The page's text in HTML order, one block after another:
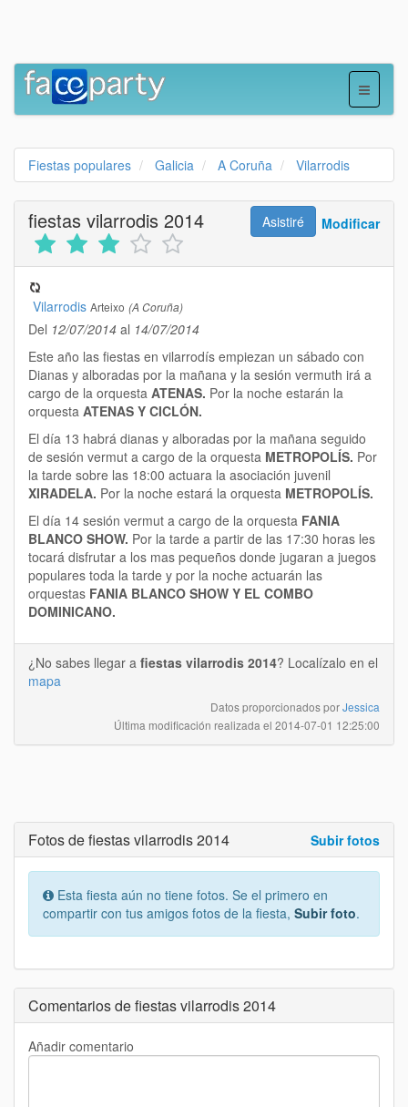
Fiestas populares Galicia A Coruña Vilarrodis
Asistiré Modificar
fiestas vilarrodis 2014
Vilarrodis Arteixo (A Coruña)
Del 12/07/2014 al 14/07/2014
Este año las fiestas en vilarrodís empiezan un sábado con
Dianas y alboradas por la mañana y la sesión vermuth irá a
cargo de la orquesta ATENAS. Por la noche estarán la
orquesta ATENAS Y CICLÓN.
El día 13 habrá dianas y alboradas por la mañana seguido
de sesión vermut a cargo de la orquesta METROPOLÍS. Por
la tarde sobre las 18:00 actuara la asociación juvenil
XIRADELA. Por la noche estará la orquesta METROPOLÍS.
El día 14 sesión vermut a cargo de la orquesta FANIA
BLANCO SHOW. Por la tarde a partir de las 17:30 horas les
tocará disfrutar a los mas pequeños donde jugaran a juegos
populares toda la tarde y por la noche actuarán las
orquestas FANIA BLANCO SHOW Y EL COMBO
DOMINICANO.
¿No sabes llegar a fiestas vilarrodis 2014? Localízalo en el
mapa
Datos proporcionados porJessica
Última modificación realizada el 2014-07-01 12:25:00
Subir fotos
Fotos de fiestas vilarrodis 2014
Esta fiesta aún no tiene fotos. Se el primero en
compartir con tus amigos fotos de la fiesta, Subir foto.
Comentarios de fiestas vilarrodis 2014
Añadir comentario